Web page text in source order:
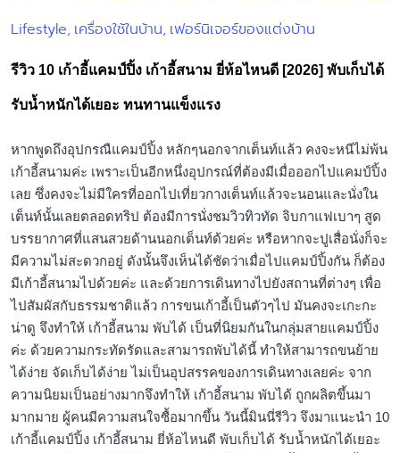
Posted
Lifestyle เครื่องใช้ในบ้าน เฟอร์นิเจอร์ของแต่งบ้าน
รีวิว 10 เก้าอี้แคมป์ปิ้ง เก้าอี้สนาม ยี่ห้อไหนดี [2026] พับเก็บได้
รับน้ำหนักได้เยอะ ทนทานแข็งแรง
หากพูดถึงอุปกรณืแคมป์ปิ้ง หลักๆนอกจากเต็นท์แล้ว คงจะหนีไม่พ้น
เก้าอี้สนามค่ะ เพราะเป็นอีกหนึ่งอุปกรณ์ที่ต้องมีเมื่อออกไปแคมป์ปิ้ง
เลย ซึ่งคงจะไม่มีใครที่ออกไปเที่ยวกางเต็นท์แล้วจะนอนและนั่งใน
เต็นท์นั้นเลยตลอดทริป ต้องมีการนั่งชมวิวทิวทัด จิบกาแฟเบาๆ สูด
บรรยากาศที่แสนสวยด้านนอกเต็นท์ด้วยค่ะ หรือหากจะปูเสื่อนั่งก็จะ
มีความไม่สะดวกอยู่ ดังนั้นจึงเห็นได้ชัดว่าเมื่อไปแคมป์ปิ้งกัน ก็ต้อง
มีเก้าอี้สนามไปด้วยค่ะ และด้วยการเดินทางไปยังสถานที่ต่างๆ เพื่อ
ไปสัมผัสกับธรรมชาติแล้ว การขนเก้าอี้เป็นตัวๆไป มันคงจะเกะกะ
น่าดู จึงทำให้ เก้าอี้สนาม พับได้ เป็นที่นิยมกันในกลุ่มสายแคมป์ปิ้ง
ค่ะ ด้วยความกระทัดรัดและสามารถพับได้นี้ ทำให้สามารถขนย้าย
ได้ง่าย จัดเก็บได้ง่าย ไม่เป็นอุปสรรคของการเดินทางเลยค่ะ จาก
ความนิยมเป็นอย่างมากจึงทำให้ เก้าอี้สนาม พับได้ ถูกผลิตขึ้นมา
มากมาย ผู้คนมีความสนใจซื้อมากขึ้น วันนี้มินนี่รีวิว จึงมาแนะนำ 10
เก้าอี้แคมป์ปิ้ง เก้าอี้สนาม ยี่ห้อไหนดี พับเก็บได้ รับน้ำหนักได้เยอะ